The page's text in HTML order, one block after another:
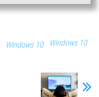
Windows 10
Windows 10